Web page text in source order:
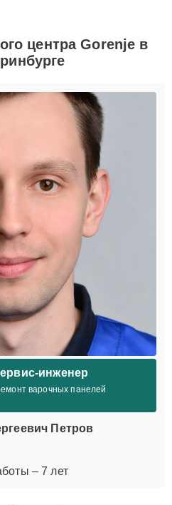
центра Gorenje в
инженер
варочных панелей
Петров
– 7 лет